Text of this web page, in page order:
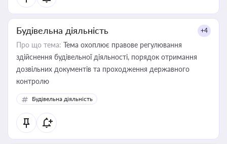
Будівельна діяльність +4
Про що тема: Тема охоплює правове регулювання
здійснення будівельної діяльності, порядок отримання
дозвільних документів та проходження державного
контролю
Будівельна діяльність